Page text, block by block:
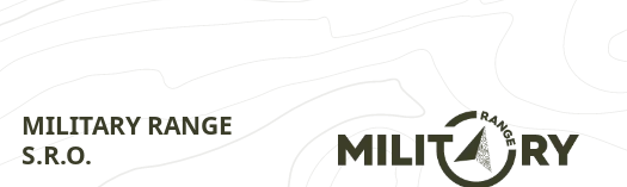
MILITARY RANGE
S.R.O.